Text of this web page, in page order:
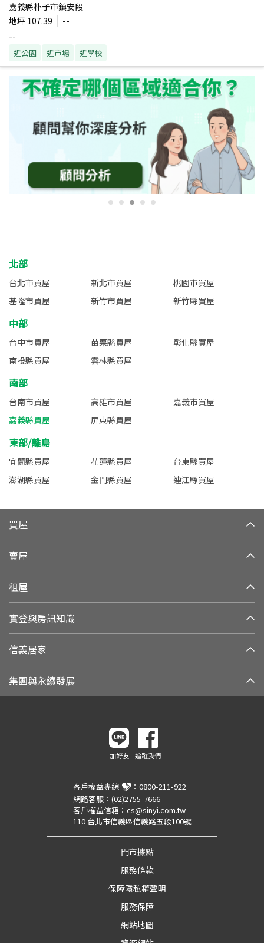
嘉義縣朴子市鎮安段
地坪 107.39
--
--
近公園 近市場 近學校
北部
台北市買屋 新北市買屋
桃園市買屋
基隆市買屋
新竹市買屋 新竹縣買屋
中部
台中市買屋 苗栗縣買屋
彰化縣買屋
南投縣買屋
雲林縣買屋
南部
台南市買屋 高雄市買屋
嘉義市買屋
嘉義縣買屋
屏東縣買屋
東部/離島
宜蘭縣買屋 花蓮縣買屋
台東縣買屋
澎湖縣買屋
金門縣買屋 連江縣買屋
買屋
賣屋
租屋
實登與房訊知識
信義居家
集團與永續發展
加好友 追蹤我們
客戶權益專線 ： 0800-211-922
網路客服： (02)2755-7666
客戶權益信箱： cs@sinyi.com.tw
110 台北市信義區信義路五段100號
門市據點
服務條款
保障隱私權聲明
服務保障
網站地圖